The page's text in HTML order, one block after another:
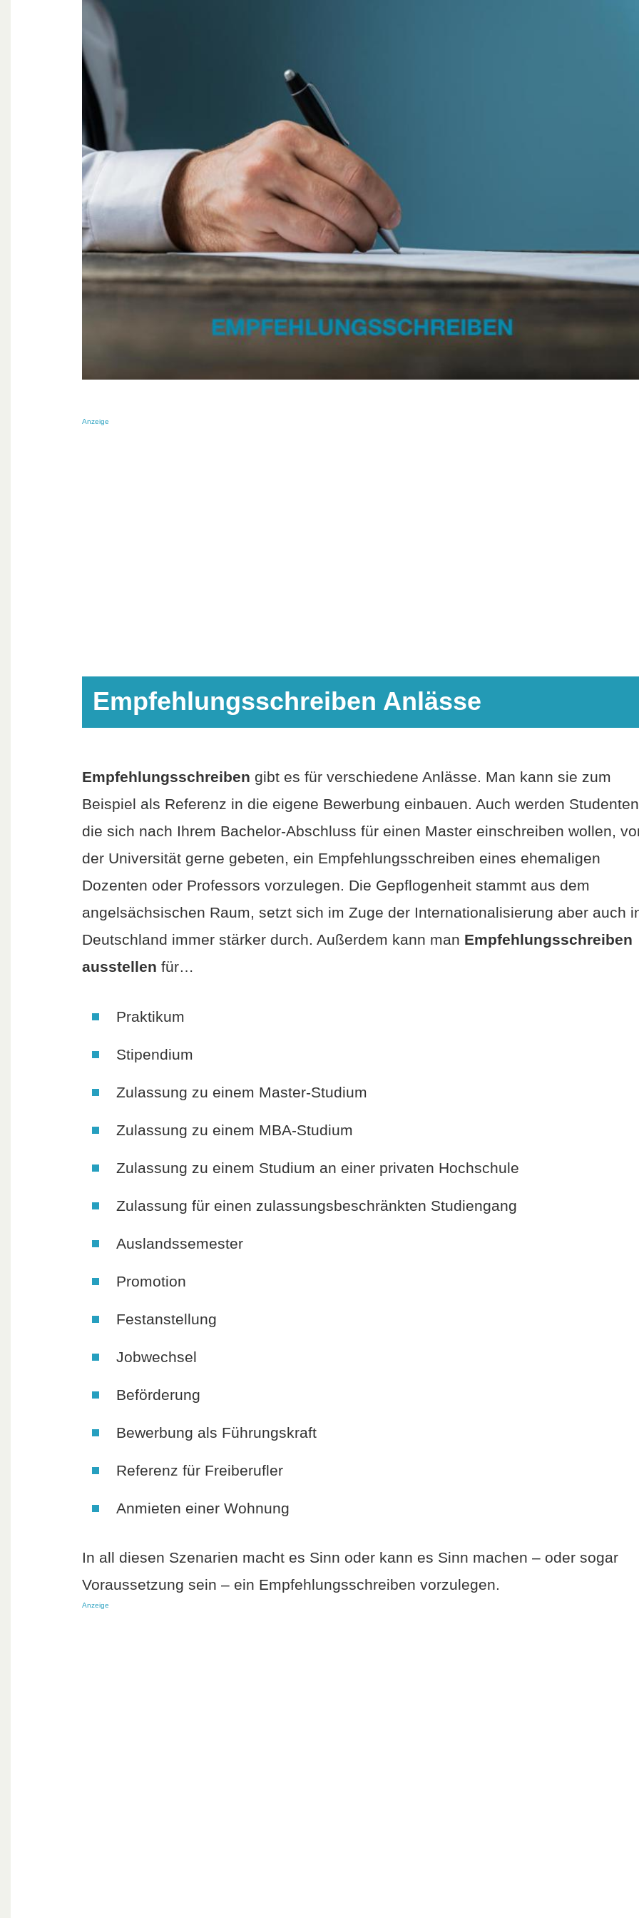
Anzeige
Empfehlungsschreiben Anlässe
Empfehlungsschreiben gibt es für verschiedene Anlässe. Man kann sie zum
Beispiel als Referenz in die eigene Bewerbung einbauen. Auch werden
die sich nach Ihrem Bachelor-Abschluss für einen Master einschreiben wollen,
der Universität gerne gebeten, ein Empfehlungsschreiben eines ehemaligen
Dozenten oder Professors vorzulegen. Die Gepflogenheit stammt aus dem
angelsächsischen Raum, setzt sich im Zuge der Internationalisierung aber auch
Deutschland immer stärker durch. Außerdem kann man Empfehlungsschreiben
ausstellen für…
Praktikum
Stipendium
Zulassung zu einem Master-Studium
Zulassung zu einem MBA-Studium
Zulassung zu einem Studium an einer privaten Hochschule
Zulassung für einen zulassungsbeschränkten Studiengang
Auslandssemester
Promotion
Festanstellung
Jobwechsel
Beförderung
Bewerbung als Führungskraft
Referenz für Freiberufler
Anmieten einer Wohnung
In all diesen Szenarien macht es Sinn oder kann es Sinn machen – oder sogar
Voraussetzung sein – ein Empfehlungsschreiben vorzulegen.
Anzeige